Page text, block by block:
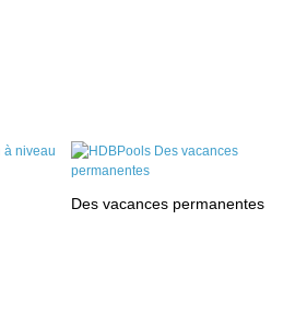
Des vacances permanentes